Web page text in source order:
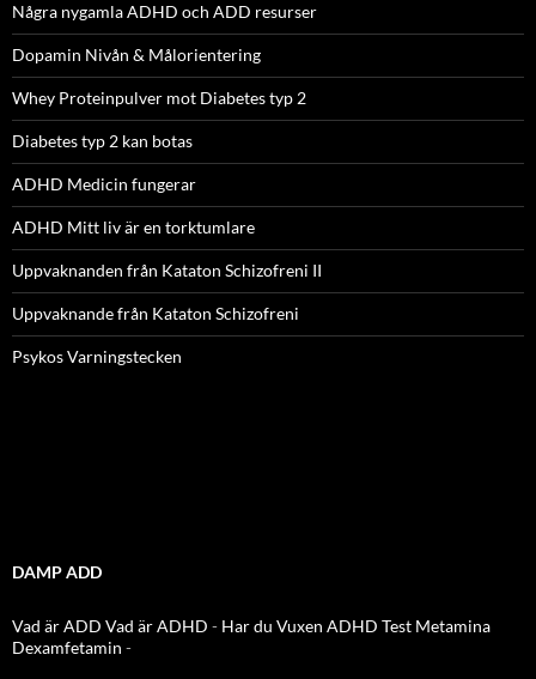
Några nygamla ADHD och ADD resurser
Dopamin Nivån & Målorientering
Whey Proteinpulver mot Diabetes typ 2
Diabetes typ 2 kan botas
ADHD Medicin fungerar
ADHD Mitt liv är en torktumlare
Uppvaknanden från Kataton Schizofreni II
Uppvaknande från Kataton Schizofreni
Psykos Varningstecken
DAMP ADD
Vad är ADD Vad är ADHD - Har du Vuxen ADHD Test Metamina
Dexamfetamin -